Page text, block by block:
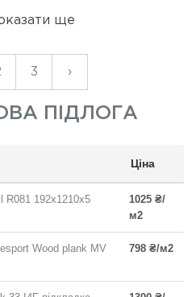
ще
3 ›
ПІДЛОГА
Ціна
R081 192x1210x5
1025 ₴/
м2
Wood plank MV
798 ₴/м2